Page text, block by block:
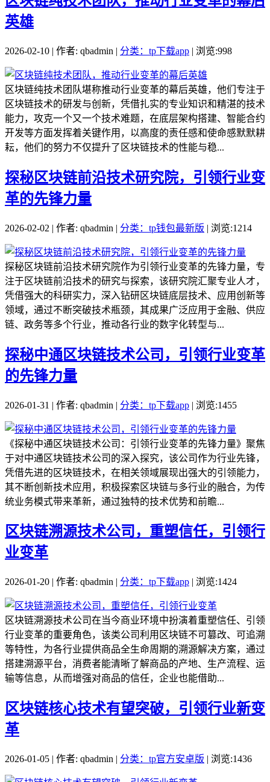
英雄
2026-02-10 | 作者: qbadmin | 分类：tp下载app | 浏览:998
区块链纯技术团队堪称推动行业变革的幕后英雄，他们专注于
区块链技术的研发与创新，凭借扎实的专业知识和精湛的技术
能力，攻克一个又一个技术难题，在底层架构搭建、智能合约
开发等方面发挥着关键作用，以高度的责任感和使命感默默耕
耘，他们的努力不仅提升了区块链技术的性能与稳...
探秘区块链前沿技术研究院，引领行业变
革的先锋力量
2026-02-02 | 作者: qbadmin | 分类：tp钱包最新版 | 浏览:1214
探秘区块链前沿技术研究院作为引领行业变革的先锋力量，专
注于区块链前沿技术的研究与探索，该研究院汇聚专业人才，
凭借强大的科研实力，深入钻研区块链底层技术、应用创新等
领域，通过不断突破技术瓶颈，其成果广泛应用于金融、供应
链、政务等多个行业，推动各行业的数字化转型与...
探秘中通区块链技术公司，引领行业变革
的先锋力量
2026-01-31 | 作者: qbadmin | 分类：tp下载app | 浏览:1455
《探秘中通区块链技术公司：引领行业变革的先锋力量》聚焦
于对中通区块链技术公司的深入探究，该公司作为行业先锋，
凭借先进的区块链技术，在相关领域展现出强大的引领能力，
其不断创新技术应用，积极探索区块链与多行业的融合，为传
统业务模式带来革新，通过独特的技术优势和前瞻...
区块链溯源技术公司，重塑信任，引领行
业变革
2026-01-20 | 作者: qbadmin | 分类：tp下载app | 浏览:1424
区块链溯源技术公司在当今商业环境中扮演着重塑信任、引领
行业变革的重要角色，该类公司利用区块链不可篡改、可追溯
等特性，为各行业提供商品全生命周期的溯源解决方案，通过
搭建溯源平台，消费者能清晰了解商品的产地、生产流程、运
输等信息，从而增强对商品的信任，企业也能借助...
区块链核心技术有望突破，引领行业新变
革
2026-01-05 | 作者: qbadmin | 分类：tp官方安卓版 | 浏览:1436